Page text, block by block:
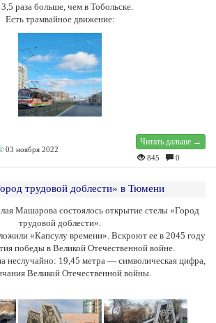
раза больше, чем в Тобольске.
Есть трамвайное движение:
Читать дальше →
03 ноября 2022
845
0
трудовой доблести» в Тюмени
Машарова состоялось открытие стелы «Город
трудовой доблести».
«Капсулу времени». Вскроют ее в 2045 году
победы в Великой Отечественной войне.
неслучайно: 19,45 метра — символическая цифра,
Великой Отечественной войны.